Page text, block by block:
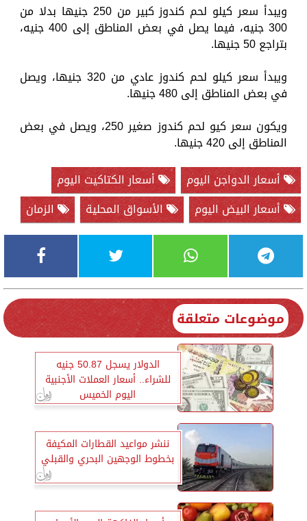
ويبدأ سعر كيلو لحم كندوز كبير من 250 جنيها بدلا من
300 جنيه، فيما يصل في بعض المناطق إلى 400 جنيه،
بتراجع 50 جنيها.
ويبدأ سعر كيلو لحم كندوز عادي من 320 جنيها، ويصل
في بعض المناطق إلى 480 جنيها.
ويكون سعر كيو لحم كندوز صغير 250، ويصل في بعض
المناطق إلى 420 جنيها.
أسعار الدواجن اليوم
أسعار الكتاكيت اليوم
أسعار البيض اليوم
الأسواق المحلية الزمان
موضوعات متعلقة
الدولار يسجل 50.87 جنيه
للشراء.. أسعار العملات الأجنبية
اليوم الخميس
ننشر مواعيد القطارات المكيفة
بخطوط الوجهين البحري والقبلي